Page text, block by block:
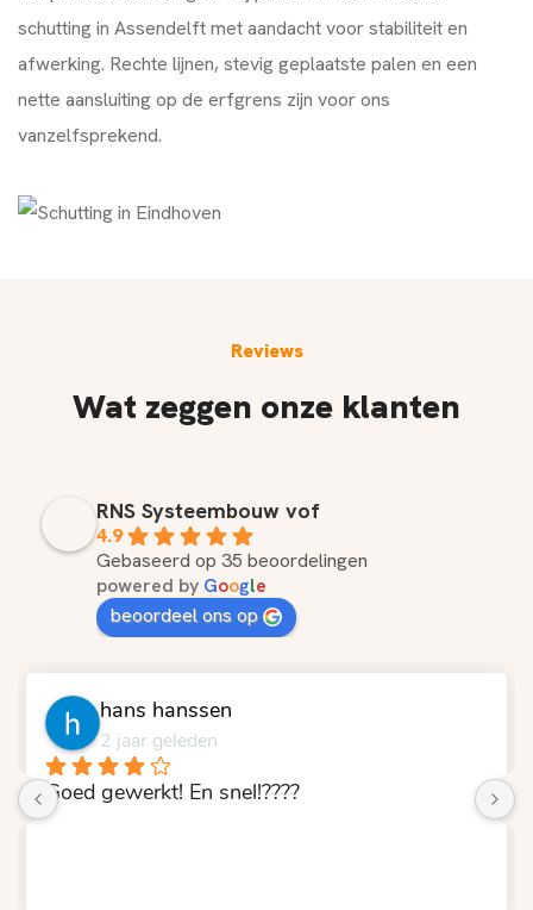
schutting in Assendelft met aandacht voor stabiliteit en
afwerking. Rechte lijnen, stevig geplaatste palen en een
nette aansluiting op de erfgrens zijn voor ons
vanzelfsprekend.
Reviews
Wat zeggen onze klanten
RNS Systeembouw vof
4.9
Gebaseerd op 35 beoordelingen
powered by Google
beoordeel ons op
hans hanssen
2 jaar geleden
Goed gewerkt! En snel!????